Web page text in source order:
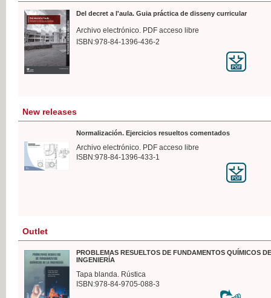
Del decret a l'aula. Guia práctica de disseny curricular
Archivo electrónico. PDF acceso libre
ISBN:978-84-1396-436-2
New releases
Normalización. Ejercicios resueltos comentados
Archivo electrónico. PDF acceso libre
ISBN:978-84-1396-433-1
Outlet
PROBLEMAS RESUELTOS DE FUNDAMENTOS QUÍMICOS
INGENIERÍA
Tapa blanda. Rústica
ISBN:978-84-9705-088-3